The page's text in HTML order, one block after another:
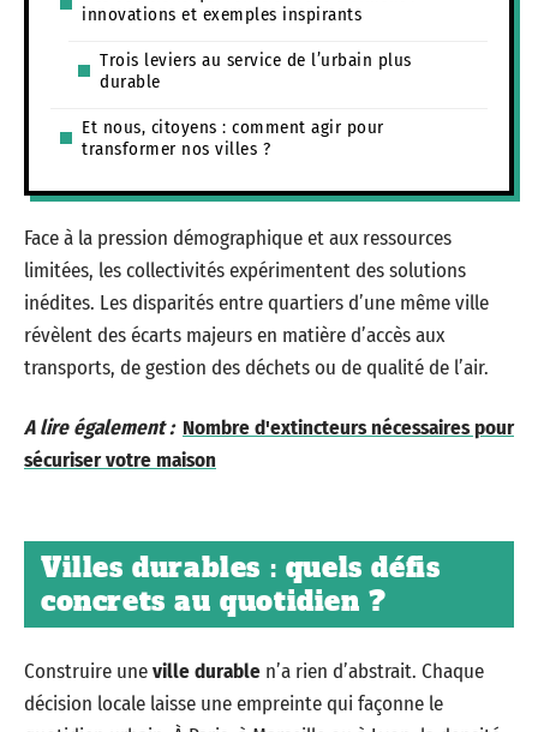
innovations et exemples inspirants
Trois leviers au service de l’urbain plus
durable
Et nous, citoyens : comment agir pour
transformer nos villes ?
Face à la pression démographique et aux ressources
limitées, les collectivités expérimentent des solutions
inédites. Les disparités entre quartiers d’une même ville
révèlent des écarts majeurs en matière d’accès aux
transports, de gestion des déchets ou de qualité de l’air.
A lire également : Nombre d'extincteurs nécessaires pour
sécuriser votre maison
Villes durables : quels défis
concrets au quotidien ?
Construire uneville durable n’a rien d’abstrait. Chaque
décision locale laisse une empreinte qui façonne le